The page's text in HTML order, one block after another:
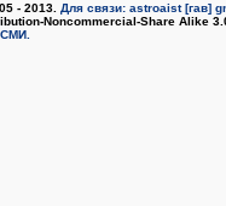
- 2013. Для связи: astroaist [гав]
Noncommercial-Share Alike